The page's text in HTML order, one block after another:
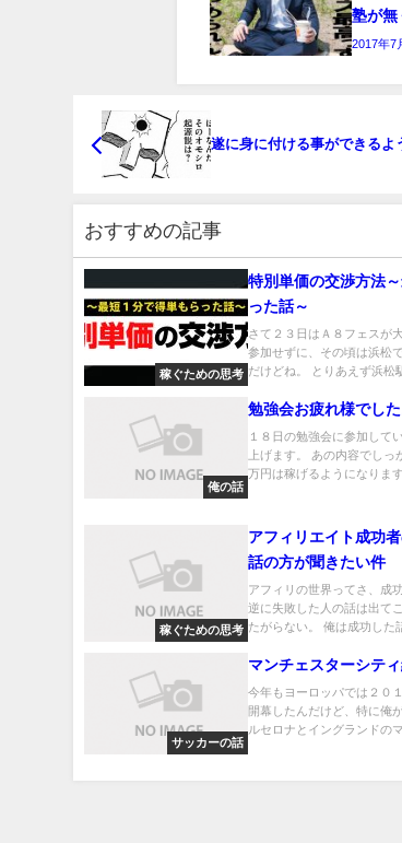
塾が無
2017年7
遂に身に付ける事ができるよ
おすすめの記事
稼ぐための思考
特別単価の交渉方法
った話～
さて２３日はＡ８フェスが
参加せずに、その頃は浜松
だけどね。 とりあえず浜松
俺の話
勉強会お疲れ様でした
１８日の勉強会に参加して
上げます。 あの内容でし
万円は稼げるようになりま
稼ぐための思考
アフィリエイト成功
話の方が聞きたい件
アフィリの世界ってさ、成
逆に失敗した人の話は出て
たがらない。 俺は成功した
サッカーの話
マンチェスターシテ
今年もヨーロッパでは２０
開幕したんだけど、特に俺
ルセロナとイングランドの